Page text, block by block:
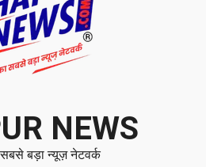
NEWS
बड़ा न्यूज़ नेटवर्क